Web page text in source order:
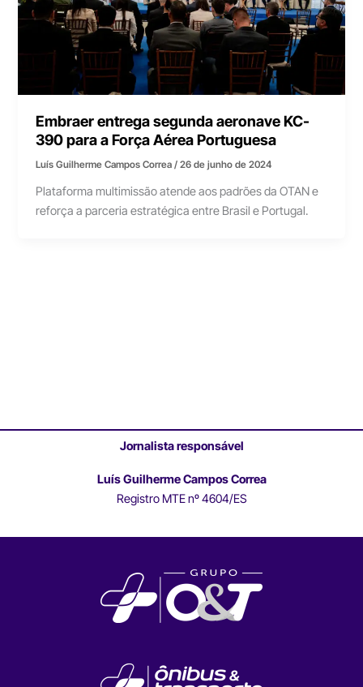
Embraer entrega segunda aeronave KC-
390 para a Força Aérea Portuguesa
Luís Guilherme Campos Correa/26 de junho de 2024
Plataforma multimissão atende aos padrões da OTAN e
reforça a parceria estratégica entre Brasil e Portugal.
Jornalista responsável
Luís Guilherme Campos Correa
Registro MTE nº 4604/ES